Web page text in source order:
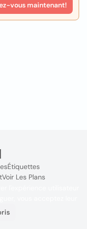
vous maintenant!
Étiquettes
Voir Les Plans
vous acceptez leur